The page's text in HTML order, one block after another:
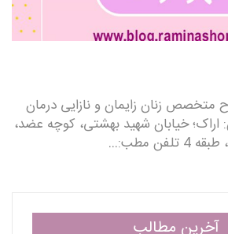
متخصص زنان زایمان و نازایی درمان
اراک؛ خیابان شهید بهشتی، کوچه عضد،
مطب:…
آخرین مطالب